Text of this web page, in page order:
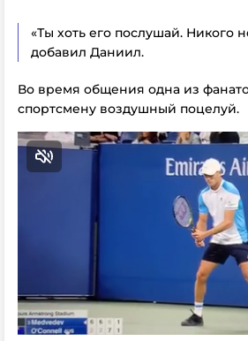
«Ты хоть его послушай. Никого
добавил Даниил.
Во время общения одна из
спортсмену воздушный поцелуй.